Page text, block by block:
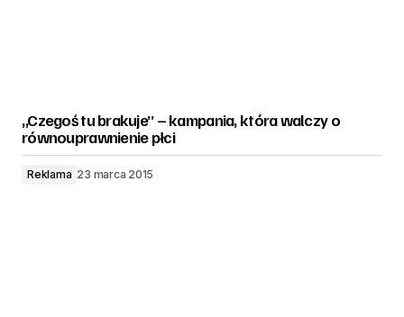
„Czegoś tu brakuje” – kampania, która walczy o
równouprawnienie płci
Reklama 23 marca 2015